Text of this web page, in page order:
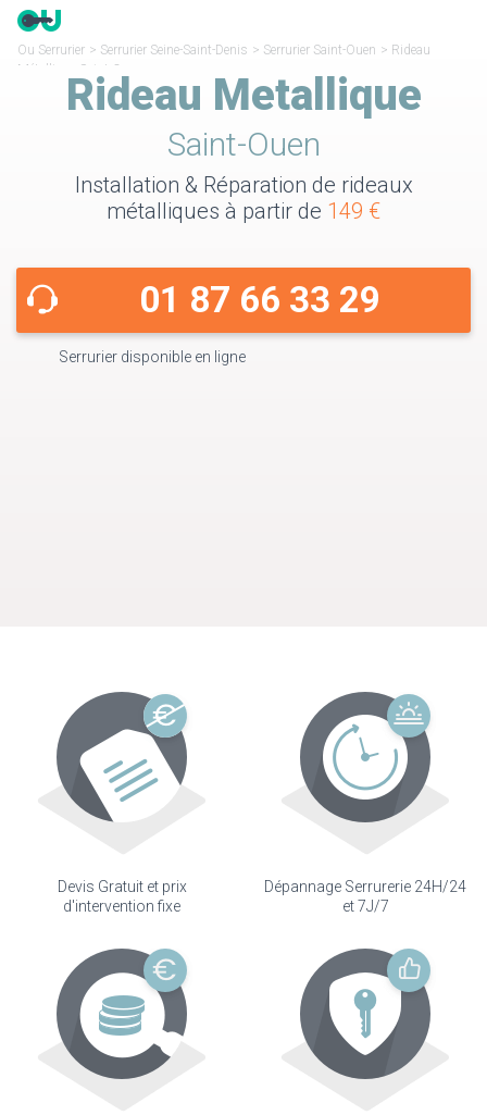
Ou Serrurier > Serrurier Seine-Saint-Denis > Serrurier Saint-Ouen > Rideau
Métallique Saint-Ouen
Rideau Metallique
Saint-Ouen
Installation & Réparation de rideaux
métalliques à partir de 149 €
01 87 66 33 29
Serrurier disponible en ligne
Devis Gratuit et prix
d'intervention fixe
Dépannage Serrurerie 24H/24
et 7J/7